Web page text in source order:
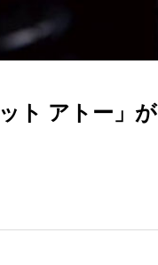
ト アトー」が